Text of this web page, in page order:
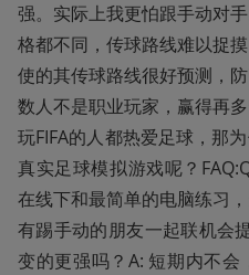
强。实际上我更怕跟手动对
格都不同，传球路线难以捉
使的其传球路线很好预测，
数人不是职业玩家，赢得再
玩FIFA的人都热爱足球，那
真实足球模拟游戏呢？
在线下和最简单的电脑练习
有踢手动的朋友一起联机会
变的更强吗？A: 短期内不